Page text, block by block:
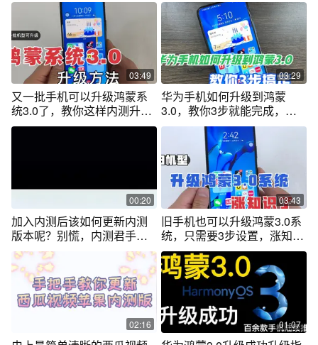
03:49
又一批手机可以升级鸿蒙系
统3.0了，教你这样内测升
级，太实用了
03:29
华为手机如何升级到鸿蒙
3.0，教你3步就能完成，很
实用！
00:20
加入内测后该如何更新内测
版本呢？别慌，内测君手把
手来教你
03:43
旧手机也可以升级鸿蒙3.0系
统，只需要3步设置，涨知识
了！
02:16 01:07